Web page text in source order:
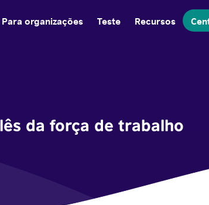
Para organizações Teste Recursos
da força de trabalho